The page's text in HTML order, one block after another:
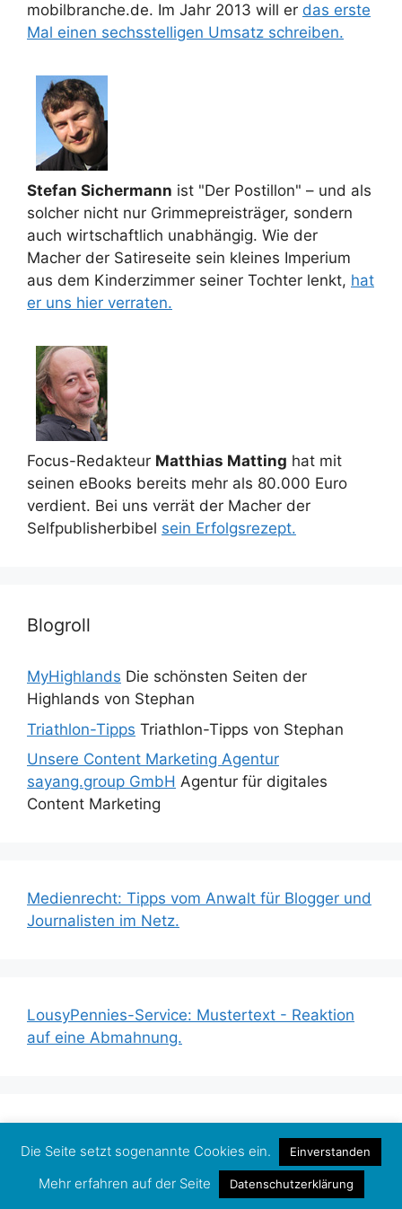
mobilbranche.de. Im Jahr 2013 will er das erste
Mal einen sechsstelligen Umsatz schreiben.
Stefan Sichermann ist "Der Postillon" – und als
solcher nicht nur Grimmepreisträger, sondern
auch wirtschaftlich unabhängig. Wie der
Macher der Satireseite sein kleines Imperium
aus dem Kinderzimmer seiner Tochter lenkt, hat
er uns hier verraten.
Focus-Redakteur Matthias Matting hat mit
seinen eBooks bereits mehr als 80.000 Euro
verdient. Bei uns verrät der Macher der
Selfpublisherbibel sein Erfolgsrezept.
Blogroll
MyHighlands Die schönsten Seiten der
Highlands von Stephan
Triathlon-Tipps Triathlon-Tipps von Stephan
Unsere Content Marketing Agentur
sayang.group GmbH Agentur für digitales
Content Marketing
Medienrecht: Tipps vom Anwalt für Blogger und
Journalisten im Netz.
LousyPennies-Service: Mustertext - Reaktion
auf eine Abmahnung.
Liste zum #LSR – wer erlaubt was?
Die Seite setzt sogenannte Cookies ein. Einverstanden
Mehr erfahren auf der Seite Datenschutzerklärung